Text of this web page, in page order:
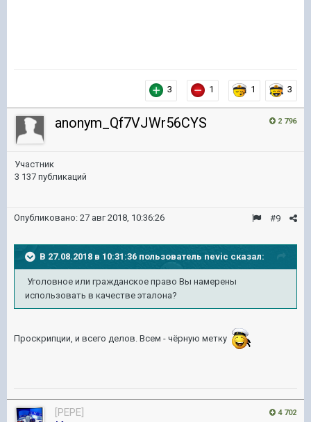
3 1 1 3
2 796
anonym_Qf7VJWr56CYS
Участник
3 137 публикаций
#9
Опубликовано: 27 авг 2018, 10:36:26
В 27.08.2018 в 10:31:36 пользователь nevic сказал:
Уголовное или гражданское право Вы намерены
использовать в качестве эталона?
Проскрипции, и всего делов. Всем - чёрную метку
4 702
[PEPE]